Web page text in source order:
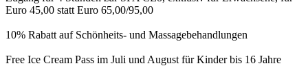
Euro 45,00 statt Euro 65,00/95,00
10% Rabatt auf Schönheits- und Massagebehandlungen
Free Ice Cream Pass im Juli und August für Kinder bis 16 Jahre